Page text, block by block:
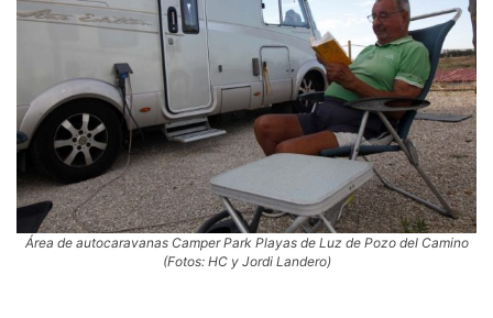
Área de autocaravanas Camper Park Playas de Luz de Pozo del Camino
(Fotos: HC y Jordi Landero)